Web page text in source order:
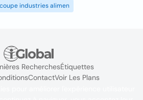
industries alimen
RecherchesÉtiquettes
ContactVoir Les Plans